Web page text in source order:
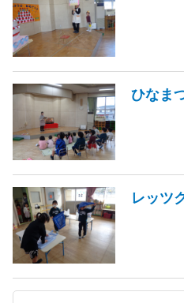
ひなま
レッツ